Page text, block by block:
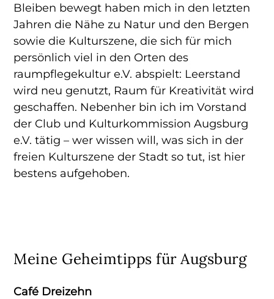
Bleiben bewegt haben mich in den letzten
Jahren die Nähe zu Natur und den Bergen
sowie die Kulturszene, die sich für mich
persönlich viel in den Orten des
raumpflegekultur e.V. abspielt: Leerstand
wird neu genutzt, Raum für Kreativität wird
geschaffen. Nebenher bin ich im Vorstand
der Club und Kulturkommission Augsburg
e.V. tätig – wer wissen will, was sich in der
freien Kulturszene der Stadt so tut, ist hier
bestens aufgehoben.
Meine Geheimtipps für Augsburg
Café Dreizehn